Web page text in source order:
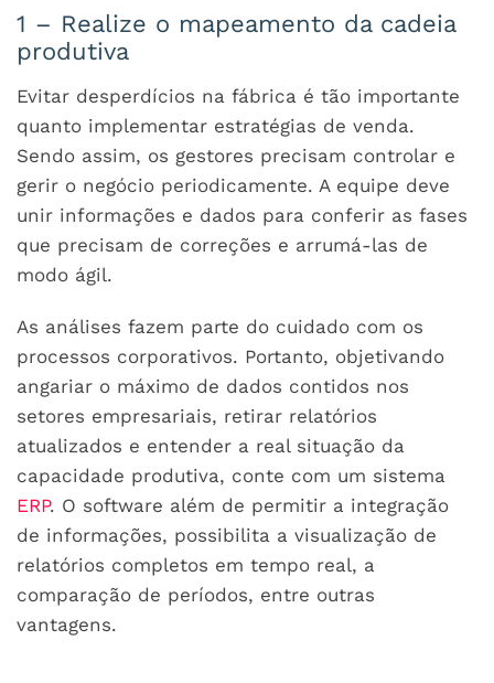
1 – Realize o mapeamento da cadeia
produtiva
Evitar desperdícios na fábrica é tão importante
quanto implementar estratégias de venda.
Sendo assim, os gestores precisam controlar e
gerir o negócio periodicamente. A equipe deve
unir informações e dados para conferir as fases
que precisam de correções e arrumá-las de
modo ágil.
As análises fazem parte do cuidado com os
processos corporativos. Portanto, objetivando
angariar o máximo de dados contidos nos
setores empresariais, retirar relatórios
atualizados e entender a real situação da
capacidade produtiva, conte com um sistema
ERP. O software além de permitir a integração
de informações, possibilita a visualização de
relatórios completos em tempo real, a
comparação de períodos, entre outras
vantagens.